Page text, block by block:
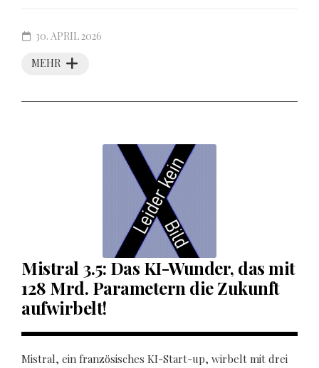
MEHR
30. APRIL 2026
Mistral 3.5: Das KI-Wunder, das mit
128 Mrd. Parametern die Zukunft
aufwirbelt!
Mistral, ein französisches KI-Start-up, wirbelt mit drei